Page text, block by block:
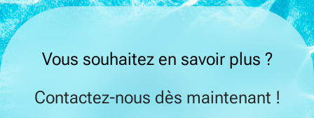
Vous souhaitez en savoir plus ?
Contactez-nous dès maintenant !